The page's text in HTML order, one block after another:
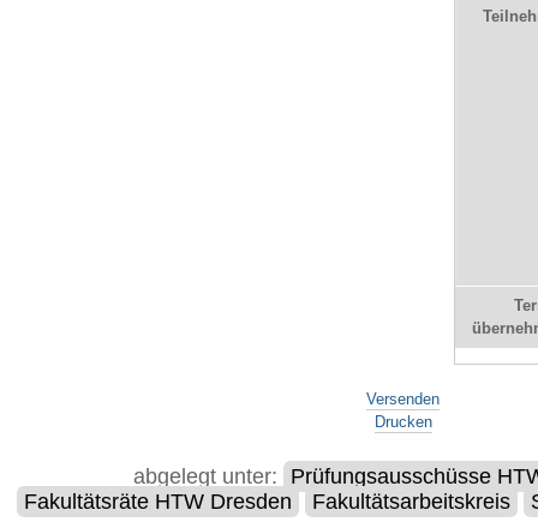
Versenden
Drucken
abgelegt unter:
Prüfungsausschüsse
Fakultätsräte HTW Dresden
Fakultätsarbeitskreis